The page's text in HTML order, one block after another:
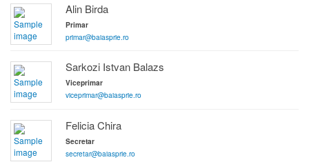
Alin Birda
Primar
primar@baiasprie.ro
Sarkozi Istvan Balazs
Viceprimar
viceprimar@baiasprie.ro
Felicia Chira
Secretar
secretar@baiasprie.ro